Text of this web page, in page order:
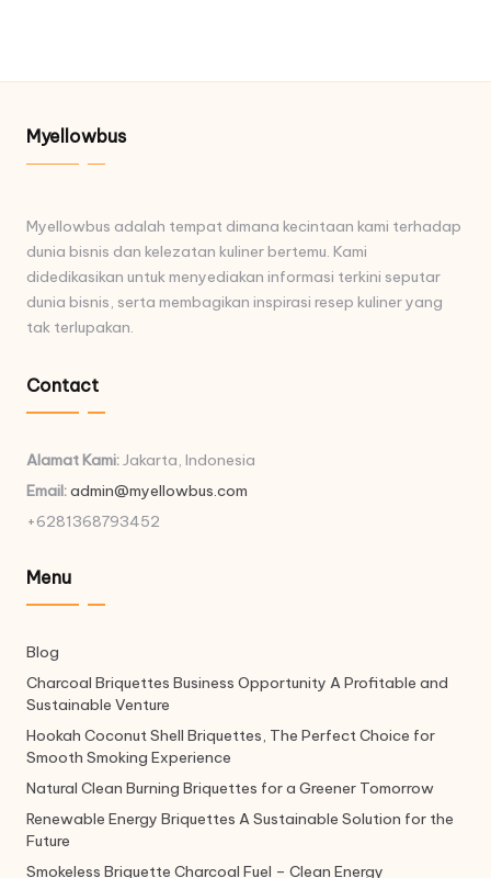
Myellowbus
Myellowbus adalah tempat dimana kecintaan kami terhadap
dunia bisnis dan kelezatan kuliner bertemu. Kami
didedikasikan untuk menyediakan informasi terkini seputar
dunia bisnis, serta membagikan inspirasi resep kuliner yang
tak terlupakan.
Contact
Alamat Kami:Jakarta, Indonesia
Email:admin@myellowbus.com
+6281368793452
Menu
Blog
Charcoal Briquettes Business Opportunity A Profitable and
Sustainable Venture
Hookah Coconut Shell Briquettes, The Perfect Choice for
Smooth Smoking Experience
Natural Clean Burning Briquettes for a Greener Tomorrow
Renewable Energy Briquettes A Sustainable Solution for the
Future
Smokeless Briquette Charcoal Fuel – Clean Energy